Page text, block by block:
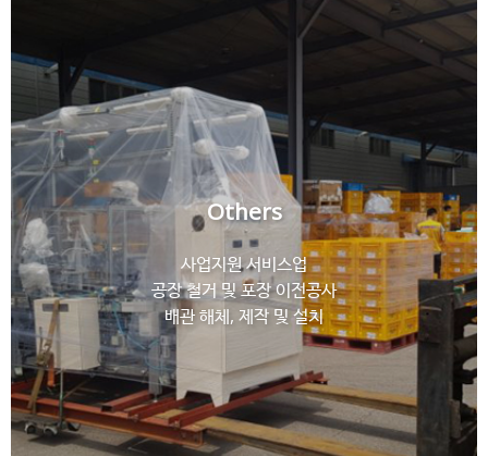
Others
사업지원 서비스업
공장 철거 및 포장 이전공사
배관 해체, 제작 및 설치